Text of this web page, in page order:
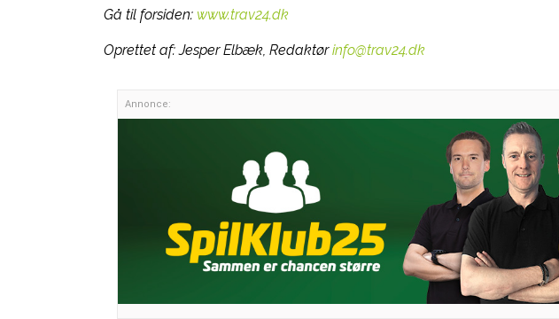
Gå til forsiden: www.trav24.dk
Oprettet af:Jesper Elbæk, Redaktør info@trav24.dk
Annonce: